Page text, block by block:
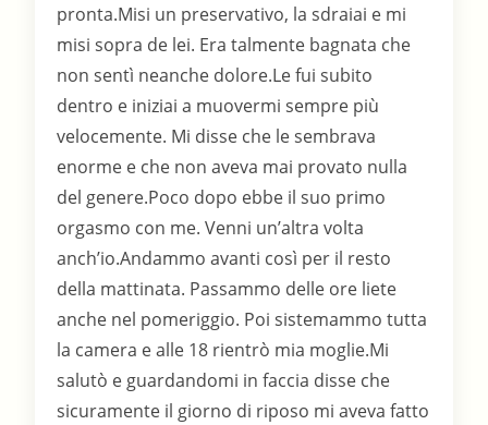
pronta.Misi un preservativo, la sdraiai e mi
misi sopra de lei. Era talmente bagnata che
non sentì neanche dolore.Le fui subito
dentro e iniziai a muovermi sempre più
velocemente. Mi disse che le sembrava
enorme e che non aveva mai provato nulla
del genere.Poco dopo ebbe il suo primo
orgasmo con me. Venni un’altra volta
anch’io.Andammo avanti così per il resto
della mattinata. Passammo delle ore liete
anche nel pomeriggio. Poi sistemammo tutta
la camera e alle 18 rientrò mia moglie.Mi
salutò e guardandomi in faccia disse che
sicuramente il giorno di riposo mi aveva fatto